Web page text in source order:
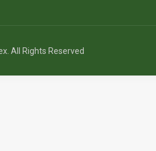
All Rights Reserved